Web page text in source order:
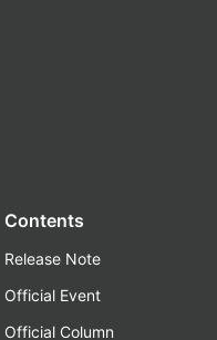
Contents
Release Note
Official Event
Official Column